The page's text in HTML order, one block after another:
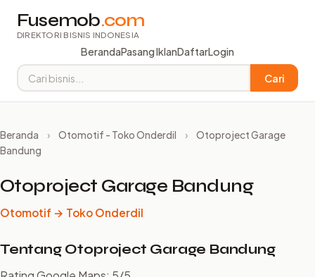
Fusemob.com
DIREKTORI BISNIS INDONESIA
BerandaPasang IklanDaftarLogin
Cari
Beranda › Otomotif - Toko Onderdil ›
Otoproject Garage
Bandung
Otoproject Garage Bandung
Otomotif → Toko Onderdil
Tentang Otoproject Garage Bandung